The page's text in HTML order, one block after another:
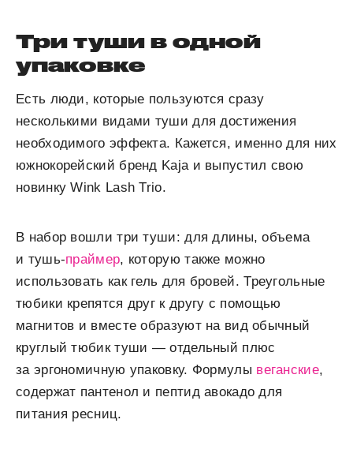
Три туши в одной
упаковке
Есть люди, которые пользуются сразу
несколькими видами туши для достижения
необходимого эффекта. Кажется, именно для них
южнокорейский бренд Kaja и выпустил свою
новинку Wink Lash Trio.
В набор вошли три туши: для длины, объема
и тушь-праймер, которую также можно
использовать как гель для бровей. Треугольные
тюбики крепятся друг к другу с помощью
магнитов и вместе образуют на вид обычный
круглый тюбик туши — отдельный плюс
за эргономичную упаковку. Формулы веганские,
содержат пантенол и пептид авокадо для
питания ресниц.